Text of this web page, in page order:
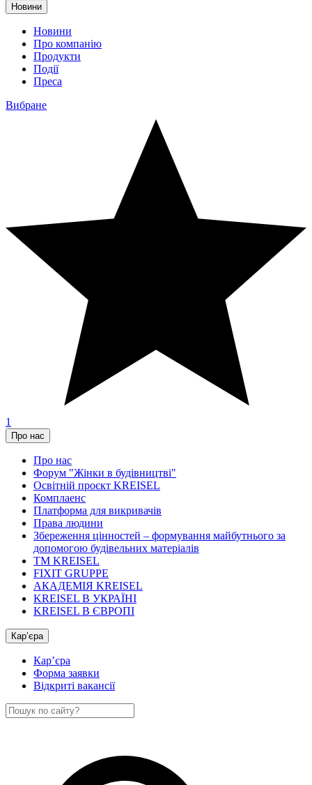
Новини
Новини
Про компанію
Продукти
Події
Преса
Вибране
1
Про нас
Про нас
Форум "Жінки в будівництві"
Освітній проєкт KREISEL
Комплаенс
Платформа для викривачів
Права людини
Збереження цінностей – формування майбутнього за
допомогою будівельних матеріалів
ТМ KREISEL
FIXIT GRUPPE
АКАДЕМІЯ KREISEL
KREISEL В УКРАЇНІ
KREISEL В ЄВРОПІ
Кар’єра
Кар’єра
Форма заявки
Відкриті вакансії